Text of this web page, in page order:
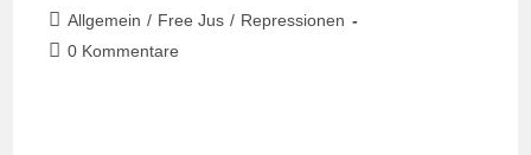
veröffentlicht:
Beitrags-
Kategorie:
Allgemein / Free Jus / Repressionen
Beitrags-
0 Kommentare